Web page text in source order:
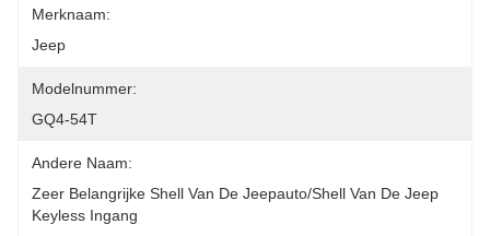
Merknaam:
Jeep
Modelnummer:
GQ4-54T
Andere Naam:
Zeer Belangrijke Shell Van De Jeepauto/shell Van De Jeep
Keyless Ingang